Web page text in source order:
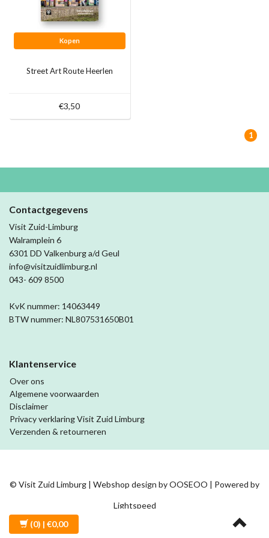
Kopen
Street Art Route Heerlen
€3,50
1
Contactgegevens
Visit Zuid-Limburg
Walramplein 6
6301 DD Valkenburg a/d Geul
info@visitzuidlimburg.nl
043- 609 8500
KvK nummer: 14063449
BTW nummer: NL807531650B01
Klantenservice
Over ons
Algemene voorwaarden
Disclaimer
Privacy verklaring Visit Zuid Limburg
Verzenden & retourneren
© Visit Zuid Limburg | Webshop design byOOSEOO | Powered by
Lightspeed
(0) | €0,00